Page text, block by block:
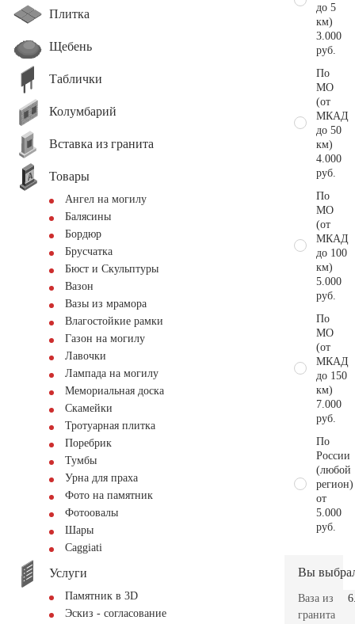
Плитка
Щебень
Таблички
Колумбарий
Вставка из гранита
Товары
Ангел на могилу
Балясины
Бордюр
Брусчатка
Бюст и Скульптуры
Вазон
Вазы из мрамора
Влагостойкие рамки
Газон на могилу
Лавочки
Лампада на могилу
Мемориальная доска
Скамейки
Тротуарная плитка
Поребрик
Тумбы
Урна для праха
Фото на памятник
Фотоовалы
Шары
Сaggiati
Услуги
Памятник в 3D
Эскиз - согласование
до 5
км)
3.000
руб.
По
МО
(от
МКАД
до 50
км)
4.000
руб.
По
МО
(от
МКАД
до 100
км)
5.000
руб.
По
МО
(от
МКАД
до 150
км)
7.000
руб.
По
России
(любой
регион)
от
5.000
руб.
Вы
Ваза из
гранита